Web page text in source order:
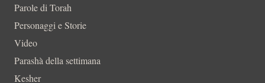
Parole di Torah
Personaggi e Storie
Video
Parashà della settimana
Kesher